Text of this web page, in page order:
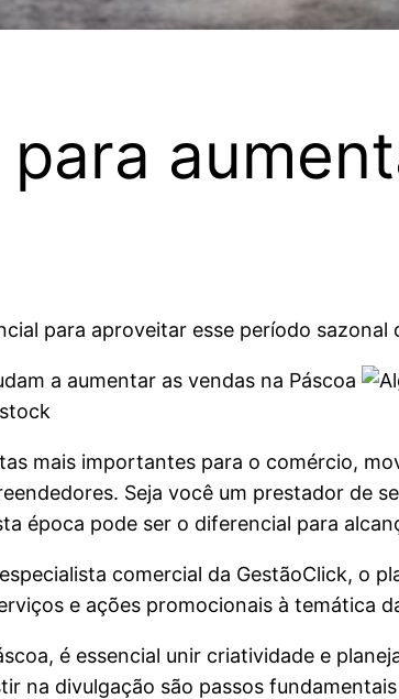
para aproveitar esse período
a aumentar as vendas na Páscoa
mais importantes para o comércio,
Seja você um prestador de
época pode ser o diferencial para
comercial da GestãoClick, o
e ações promocionais à temática
é essencial unir criatividade e
na divulgação são passos